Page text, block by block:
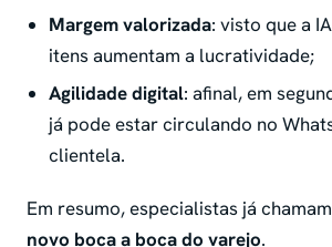
Margem valorizada: visto que a
itens aumentam a lucratividade;
Agilidade digital: afinal, em
já pode estar circulando no
clientela.
Em resumo, especialistas já
novo boca a boca do varejo.